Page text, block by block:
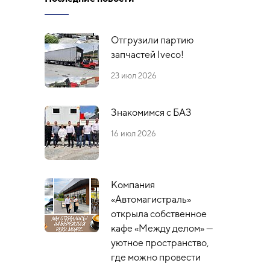
Отгрузили партию
запчастей Iveco!
23 июл 2026
Знакомимся с БАЗ
16 июл 2026
Компания
«Автомагистраль»
открыла собственное
кафе «Между делом» —
уютное пространство,
где можно провести